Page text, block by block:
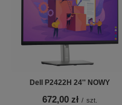
Dell P2422H 24'' NOWY
672,00 zł / szt.